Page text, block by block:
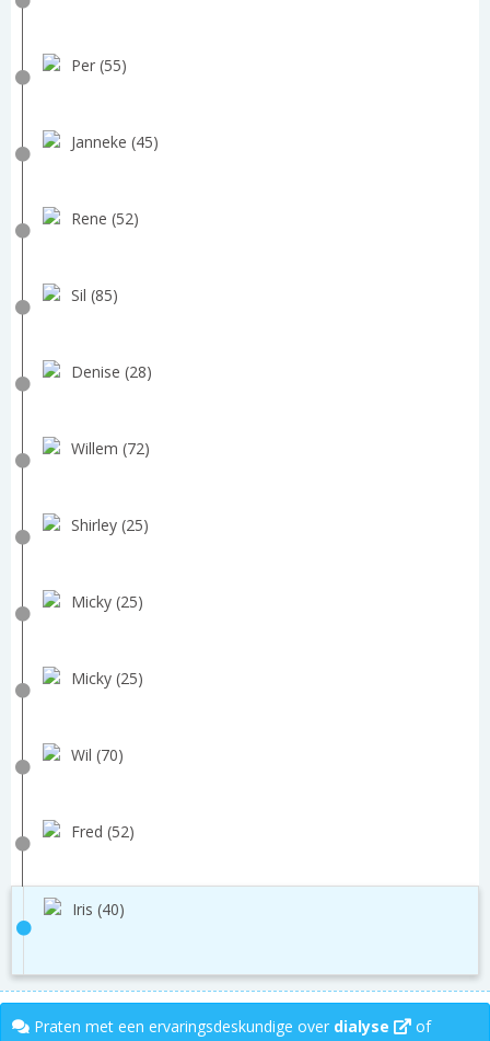
Per (55)
Janneke (45)
Rene (52)
Sil (85)
Denise (28)
Willem (72)
Shirley (25)
Micky (25)
Micky (25)
Wil (70)
Fred (52)
Iris (40)
Praten met een ervaringsdeskundige over dialyse
of